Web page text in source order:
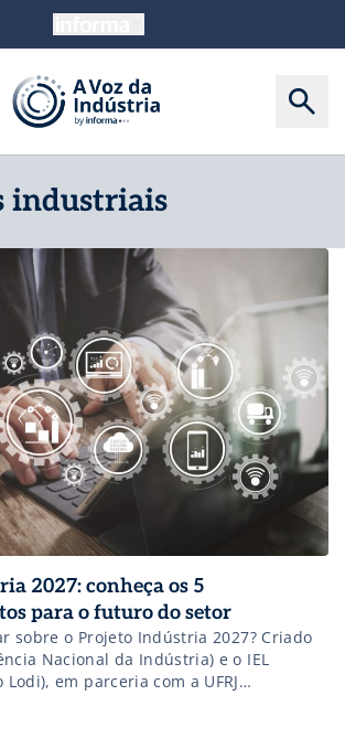
industriais
2027: conheça os 5
para o futuro do setor
sobre o Projeto Indústria 2027? Criado
Nacional da Indústria) e o IEL
em parceria com a UFRJ